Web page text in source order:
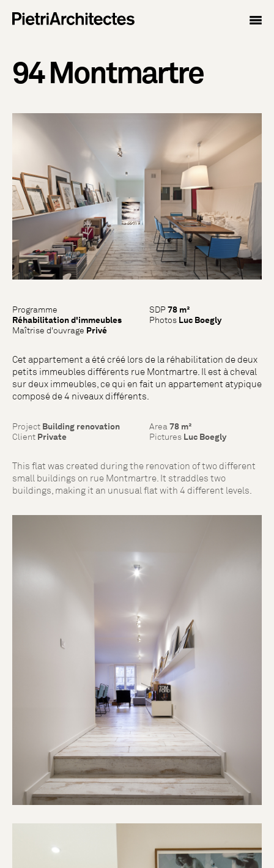
94 Montmartre
Programme
Réhabilitation d'immeubles
Maîtrise d'ouvrage Privé
SDP78 m²
Photos Luc Boegly
Cet appartement a été créé lors de la réhabilitation de deux
petits immeubles différents rue Montmartre. Il est à cheval
sur deux immeubles, ce qui en fait un appartement atypique
composé de 4 niveaux différents.
Project Building renovation
Client Private
Area 78 m²
Pictures Luc Boegly
This flat was created during the renovation of two different
small buildings on rue Montmartre. It straddles two
buildings, making it an unusual flat with 4 different levels.